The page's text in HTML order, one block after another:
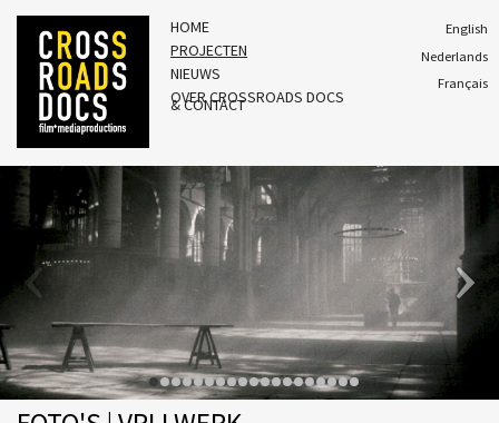
HOME
PROJECTEN
NIEUWS
OVER CROSSROADS DOCS
& CONTACT
English
Nederlands
Français